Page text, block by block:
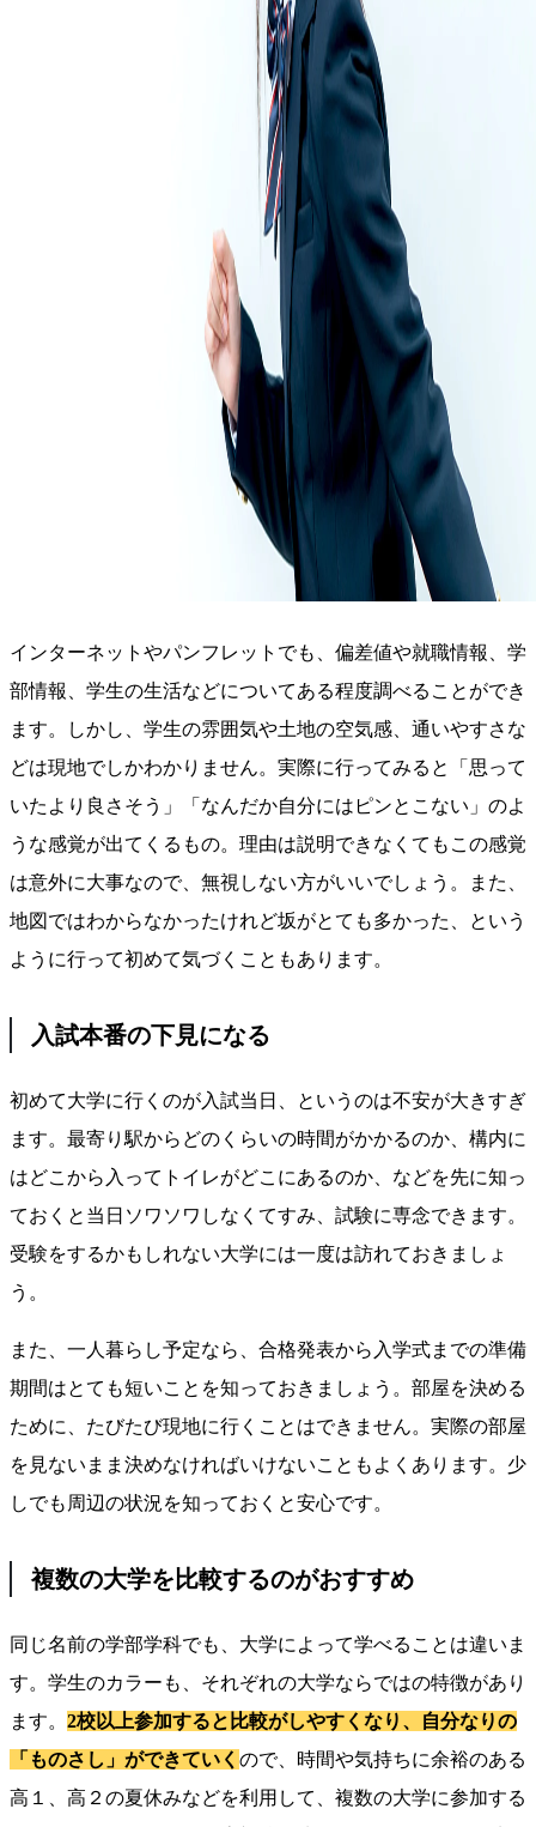
インターネットやパンフレットでも、偏差値や就職情報、学
部情報、学生の生活などについてある程度調べることができ
ます。しかし、学生の雰囲気や土地の空気感、通いやすさな
どは現地でしかわかりません。実際に行ってみると「思って
いたより良さそう」「なんだか自分にはピンとこない」のよ
うな感覚が出てくるもの。理由は説明できなくてもこの感覚
は意外に大事なので、無視しない方がいいでしょう。また、
地図ではわからなかったけれど坂がとても多かった、という
ように行って初めて気づくこともあります。
入試本番の下見になる
初めて大学に行くのが入試当日、というのは不安が大きすぎ
ます。最寄り駅からどのくらいの時間がかかるのか、構内に
はどこから入ってトイレがどこにあるのか、などを先に知っ
ておくと当日ソワソワしなくてすみ、試験に専念できます。
受験をするかもしれない大学には一度は訪れておきましょ
う。
また、一人暮らし予定なら、合格発表から入学式までの準備
期間はとても短いことを知っておきましょう。部屋を決める
ために、たびたび現地に行くことはできません。実際の部屋
を見ないまま決めなければいけないこともよくあります。少
しでも周辺の状況を知っておくと安心です。
複数の大学を比較するのがおすすめ
同じ名前の学部学科でも、大学によって学べることは違いま
す。学生のカラーも、それぞれの大学ならではの特徴があり
ます。 2校以上参加すると比較がしやすくなり、自分なりの
「ものさし」ができていく ので、時間や気持ちに余裕のある
高１、高２の夏休みなどを利用して、複数の大学に参加する